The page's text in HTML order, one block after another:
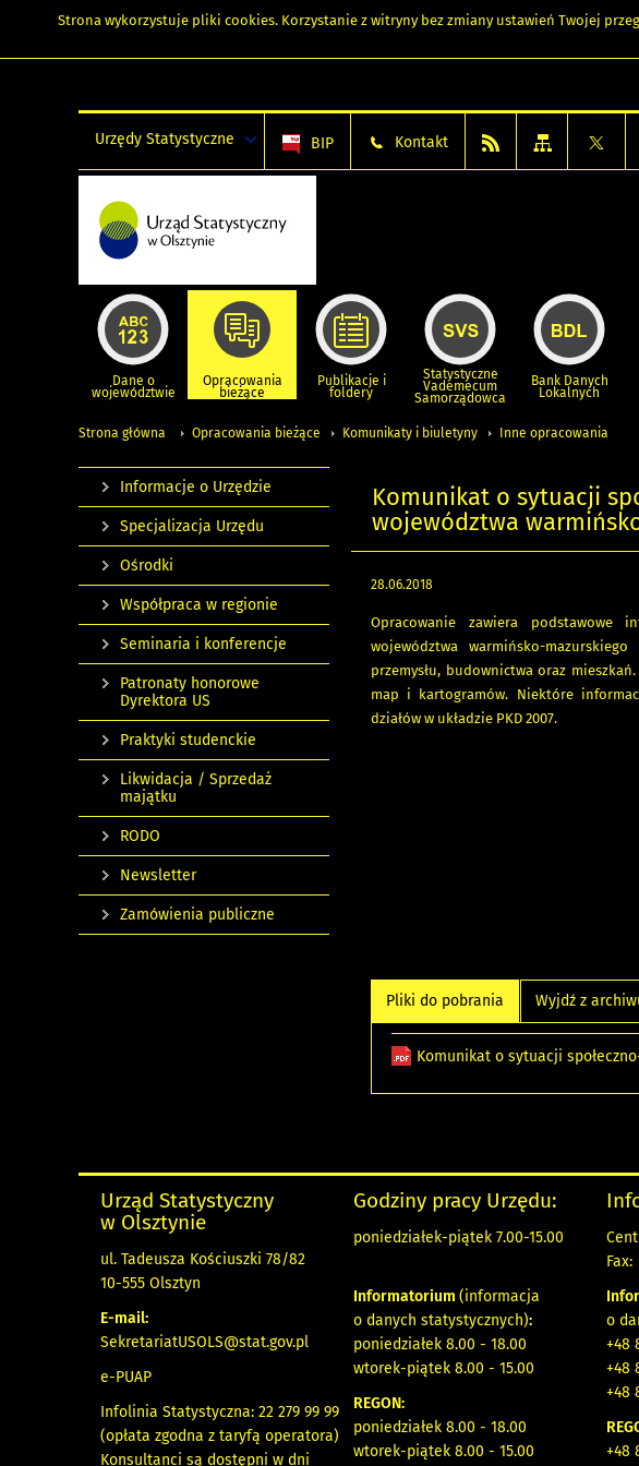
Strona wykorzystuje pliki cookies. Korzystanie z witryny bez zmiany ustawień Twojej
Urzędy Statystyczne BIP Kontakt
Dane o
województwie
Opracowania
bieżące
Publikacje i
foldery
Statystyczne
Vademecum
Samorządowca
Bank Danych
Lokalnych
Strona główna Opracowania bieżące Komunikaty i biuletyny Inne opracowania
Komunikat o sytuacji
województwa
28.06.2018
Opracowanie zawiera podstawowe
województwa warmińsko-
przemysłu, budownictwa oraz
map i kartogramów. Niektóre
działów w układzie PKD 2007.
Pliki do pobrania Wyjdź z
Komunikat o sytuacji
Informacje o Urzędzie
Specjalizacja Urzędu
Ośrodki
Współpraca w regionie
Seminaria i konferencje
Patronaty honorowe
Dyrektora US
Praktyki studenckie
Likwidacja / Sprzedaż
majątku
RODO
Newsletter
Zamówienia publiczne
Urząd Statystyczny
w Olsztynie
ul. Tadeusza Kościuszki 78/82
10-555 Olsztyn
E-mail:
SekretariatUSOLS@stat.gov.pl
e-PUAP
Infolinia Statystyczna: 22 279 99 99
(opłata zgodna z taryfą operatora)
Konsultanci są dostępni w dni
Godziny pracy Urzędu:
poniedziałek-piątek 7.00-15.00
Informatorium (informacja
o danych statystycznych):
poniedziałek 8.00 - 18.00
wtorek-piątek 8.00 - 15.00
REGON:
poniedziałek 8.00 - 18.00
wtorek-piątek 8.00 - 15.00
Fax:
o
+48
+48
+48
+48